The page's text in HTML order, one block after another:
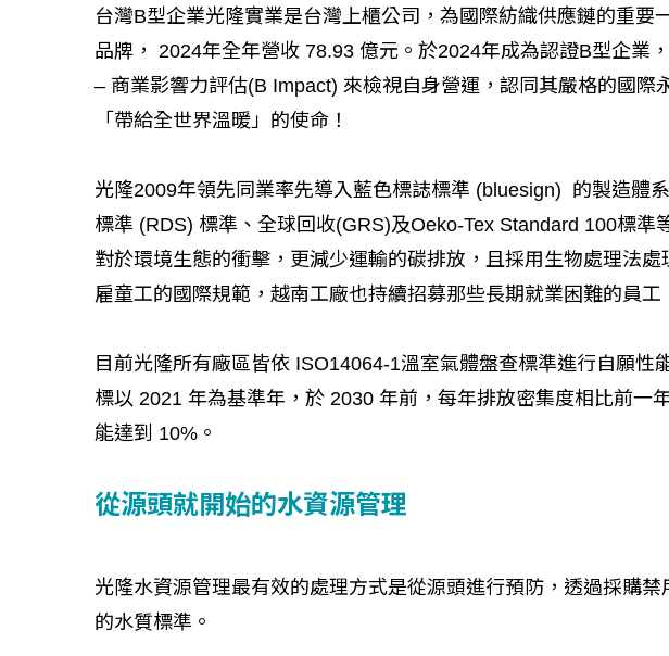
台灣B型企業光隆實業是台灣上櫃公司，為國際紡織供應鏈的重要
品牌， 2024年全年營收 78.93 億元。於2024年成為認證B型企業
– 商業影響力評估(B Impact) 來檢視自身營運，認同其嚴格的國際
「帶給全世界溫暖」的使命！
光隆2009年領先同業率先導入藍色標誌標準 (bluesign) 的製造體
標準 (RDS) 標準、全球回收(GRS)及Oeko-Tex Standard 100標準
對於環境生態的衝擊，更減少運輸的碳排放，且採用生物處理法
雇童工的國際規範，越南工廠也持續招募那些長期就業困難的員工
目前光隆所有廠區皆依 ISO14064-1溫室氣體盤查標準進行自願性
標以 2021 年為基準年，於 2030 年前，每年排放密集度相比前一
能達到 10%。
從源頭就開始的水資源管理
光隆水資源管理最有效的處理方式是從源頭進行預防，透過採購
的水質標準。
如何守護每個生命的轉折點？ 醫